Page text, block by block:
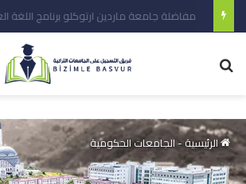
مفاضلة جامعة ماردين ارتوكلو برنامج اللغة العربية
الرئيسية-الجامعات الحكومية